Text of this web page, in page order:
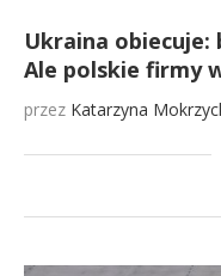
Ukraina obiecuje:
Ale polskie firmy
przez Katarzyna